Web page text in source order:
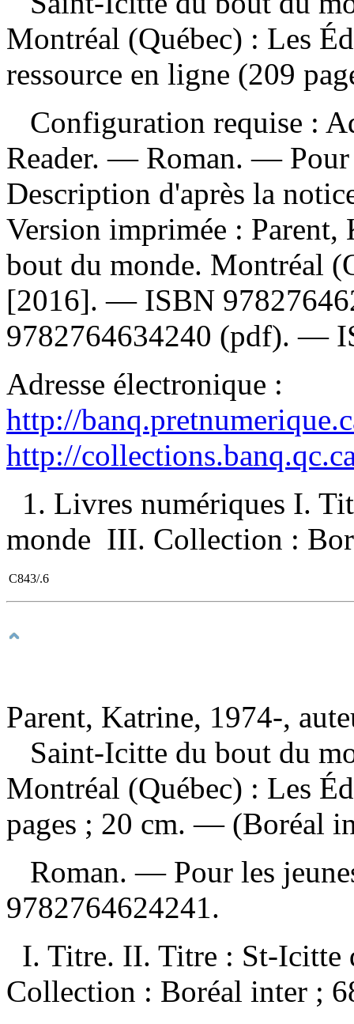
Montréal (Québec) : Les
ressource en ligne (209
Configuration requise :
Reader. — Roman. — Pour
Description d'après la
Version imprimée : Parent,
bout du monde. Montréal
[2016]. — ISBN
9782764634240 (pdf). —
Adresse électronique :
http://
http://
1. Livres numériques I.
monde III. Collection :
C843/.6
Parent, Katrine, 1974-,
Saint-Icitte du bout du
Montréal (Québec) : Les
pages ; 20 cm. — (Boréal
Roman. — Pour les
9782764624241.
I. Titre. II. Titre : St-
Collection : Boréal inter ;